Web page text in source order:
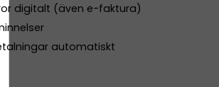
digitalt (även e-faktura)
automatiskt